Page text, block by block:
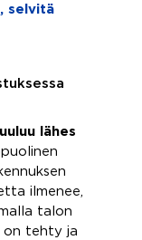
selvitä
lähes
ilmenee,
talon
on tehty ja